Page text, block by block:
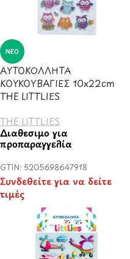
ΝΈΟ
ΑΥΤΟΚΟΛΛΗΤΑ
ΚΟΥΚΟΥΒΑΓΙΕΣ 10x22cm
THE LITTLIES
THE LITTLIES
Διαθέσιμο για
προπαραγγελία
GTIN: 5205698647918
Συνδεθείτε για να δείτε
τιμές